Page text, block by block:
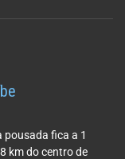
pousada fica a 1
km do centro de